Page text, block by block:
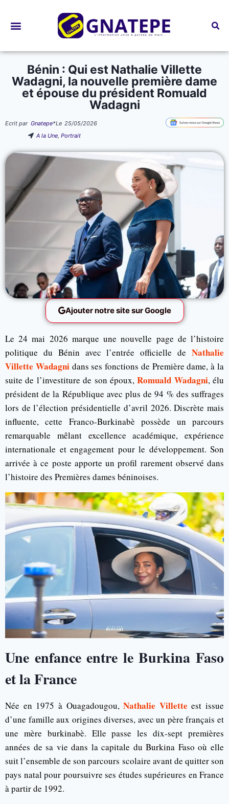
Bénin : Qui est Nathalie Villette
Wadagni, la nouvelle première dame
et épouse du président Romuald
Wadagni
Ecrit par Gnatepe*Le 25/05/2026
A la Une,Portrait
Ajouter notre site sur Google
Le 24 mai 2026 marque une nouvelle page de l’histoire
politique du Bénin avec l’entrée officielle de Nathalie
Villette Wadagni dans ses fonctions de Première dame, à la
suite de l’investiture de son époux,Romuald Wadagni, élu
président de la République avec plus de 94 % des suffrages
lors de l’élection présidentielle d’avril 2026. Discrète mais
influente, cette Franco-Burkinabè possède un parcours
remarquable mêlant excellence académique, expérience
internationale et engagement pour le développement. Son
arrivée à ce poste apporte un profil rarement observé dans
l’histoire des Premières dames béninoises.
Une enfance entre le Burkina Faso
et la France
Née en 1975 à Ouagadougou,Nathalie Villette est issue
d’une famille aux origines diverses, avec un père français et
une mère burkinabè. Elle passe les dix-sept premières
années de sa vie dans la capitale du Burkina Faso où elle
suit l’ensemble de son parcours scolaire avant de quitter son
pays natal pour poursuivre ses études supérieures en France
à partir de 1992.